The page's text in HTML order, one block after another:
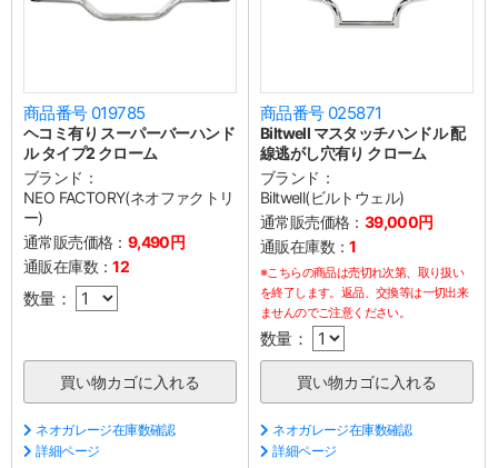
商品番号 019785
ヘコミ有り スーパーバーハンド
ル タイプ2 クローム
ブランド：
NEO FACTORY(ネオファクトリ
ー)
通常販売価格： 9,490円
通販在庫数：12
数量：
ネオガレージ在庫数確認
詳細ページ
商品番号 025871
Biltwell マスタッチハンドル 配
線逃がし穴有り クローム
ブランド：
Biltwell(ビルトウェル)
通常販売価格： 39,000円
通販在庫数：1
※こちらの商品は売切れ次第、取り扱い
を終了します。返品、交換等は一切出来
ませんのでご注意ください。
数量：
ネオガレージ在庫数確認
詳細ページ